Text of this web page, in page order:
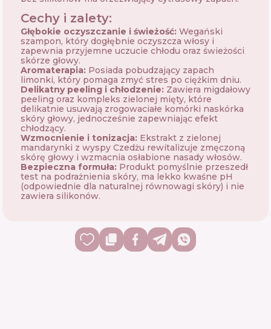
Cechy i zalety:
Głębokie oczyszczanie i świeżość: Wegański
szampon, który dogłębnie oczyszcza włosy i
zapewnia przyjemne uczucie chłodu oraz świeżości
skórze głowy.
Aromaterapia: Posiada pobudzający zapach
limonki, który pomaga zmyć stres po ciężkim dniu.
Delikatny peeling i chłodzenie: Zawiera migdałowy
peeling oraz kompleks zielonej mięty, które
delikatnie usuwają zrogowaciałe komórki naskórka
skóry głowy, jednocześnie zapewniając efekt
chłodzący.
Wzmocnienie i tonizacja: Ekstrakt z zielonej
mandarynki z wyspy Czedżu rewitalizuje zmęczoną
skórę głowy i wzmacnia osłabione nasady włosów.
Bezpieczna formuła: Produkt pomyślnie przeszedł
test na podrażnienia skóry, ma lekko kwaśne pH
(odpowiednie dla naturalnej równowagi skóry) i nie
zawiera silikonów.